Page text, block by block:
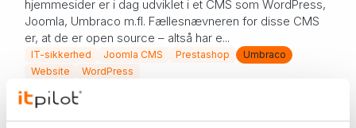
hjemmesider er i dag udviklet i et CMS som WordPress,
Joomla, Umbraco m.fl. Fællesnævneren for disse CMS
er, at de er open source – altså har e...
IT-sikkerhed Joomla CMS Prestashop
Umbraco
Website
WordPress
Viden om